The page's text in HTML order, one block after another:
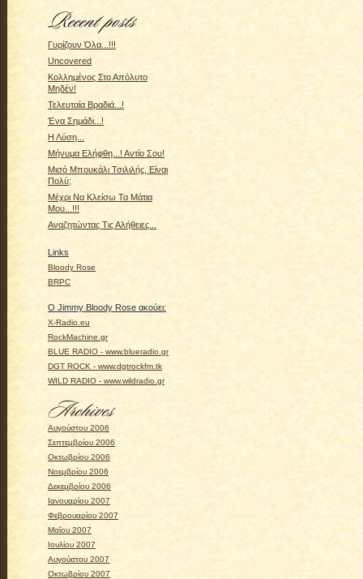
Γυρίζουν Όλα...!!!
Uncovered
Κολλημένος Στο Απόλυτο
Μηδέν!
Τελευταία Βραδιά...!
Ένα Σημάδι...!
Η Λύση...
Μήνυμα Ελήφθη...! Αντίο Σου!
Μισό Μπουκάλι Τσιλιλής, Είναι
Πολύ;
Μέχρι Να Κλείσω Τα Μάτια
Μου...!!!
Αναζητώντας Τις Αλήθειες...
Links
Bloody Rose
BRPC
Ο Jimmy Bloody Rose ακούει:
X-Radio.eu
RockMachine.gr
BLUE RADIO - www.blueradio.gr
DGT ROCK - www.dgtrockfm.tk
WILD RADIO - www.wildradio.gr
Αυγούστου 2006
Σεπτεμβρίου 2006
Οκτωβρίου 2006
Νοεμβρίου 2006
Δεκεμβρίου 2006
Ιανουαρίου 2007
Φεβρουαρίου 2007
Μαΐου 2007
Ιουλίου 2007
Αυγούστου 2007
Οκτωβρίου 2007